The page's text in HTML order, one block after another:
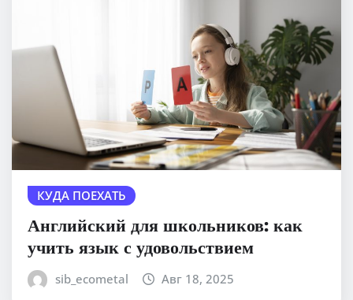
КУДА ПОЕХАТЬ
Английский для школьников: как
учить язык с удовольствием
sib_ecometal Авг 18, 2025